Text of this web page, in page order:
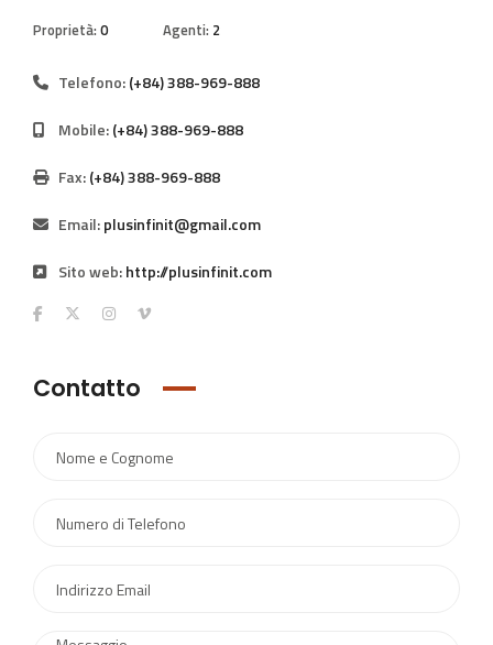
Proprietà: 0 Agenti: 2
Telefono:(+84) 388-969-888
Mobile:(+84) 388-969-888
Fax:(+84) 388-969-888
Email:plusinfinit@gmail.com
Sito web:http://plusinfinit.com
Contatto